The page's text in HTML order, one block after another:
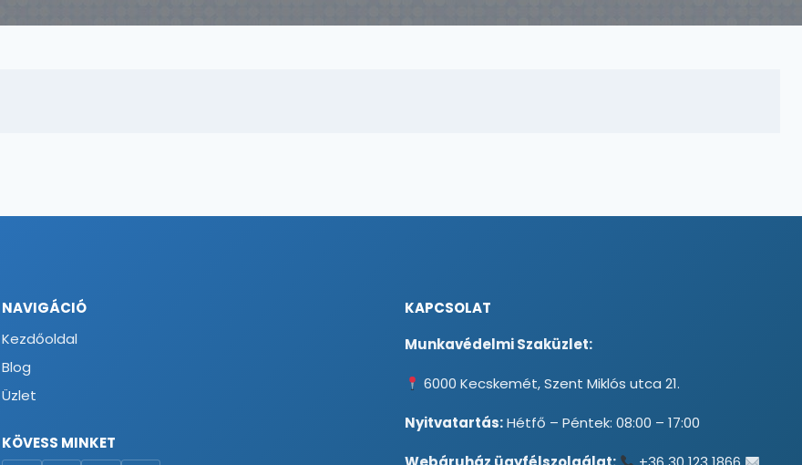
NAVIGÁCIÓ
Kezdőoldal
Blog
Üzlet
KÖVESS MINKET
KAPCSOLAT
Munkavédelmi Szaküzlet:
6000 Kecskemét, Szent Miklós utca 21.
Nyitvatartás:Hétfő – Péntek: 08:00 – 17:00